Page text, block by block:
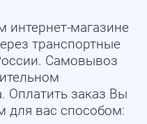
магазине
транспортные
Самовывоз
Оплатить заказ Вы
вас способом: